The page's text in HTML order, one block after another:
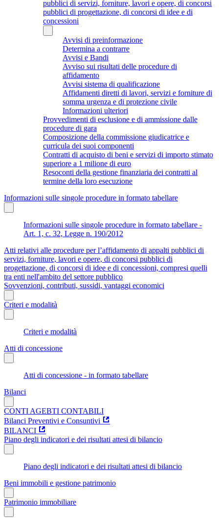
pubblici di servizi, forniture, lavori e opere, di concorsi
pubblici di progettazione, di concorsi di idee e di
concessioni
Avvisi di preinformazione
Determina a contrarre
Avvisi e Bandi
Avviso sui risultati delle procedure di
affidamento
Avvisi sistema di qualificazione
Affidamenti diretti di lavori, servizi e forniture di
somma urgenza e di protezione civile
Informazioni ulteriori
Provvedimenti di esclusione e di ammissione dalle
procedure di gara
Composizione della commissione giudicatrice e
curricula dei suoi componenti
Contratti di acquisto di beni e servizi di importo stimato
superiore a 1 milione di euro
Resoconti della gestione finanziaria dei contratti al
termine della loro esecuzione
Informazioni sulle singole procedure in formato tabellare
Informazioni sulle singole procedure in formato tabellare -
Art. 1, c. 32, Legge n. 190/2012
Atti relativi alle procedure per l’affidamento di appalti pubblici di
servizi, forniture, lavori e opere, di concorsi pubblici di
progettazione, di concorsi di idee e di concessioni, compresi quelli
tra enti nell'ambito del settore pubblico
Sovvenzioni, contributi, sussidi, vantaggi economici
Criteri e modalità
Criteri e modalità
Atti di concessione
Atti di concessione - in formato tabellare
Bilanci
CONTI AGEBTI CONTABILI
Bilanci Preventivi e Consuntivi
BILANCI
Piano degli indicatori e dei risultati attesi di bilancio
Piano degli indicatori e dei risultati attesi di bilancio
Beni immobili e gestione patrimonio
Patrimonio immobiliare